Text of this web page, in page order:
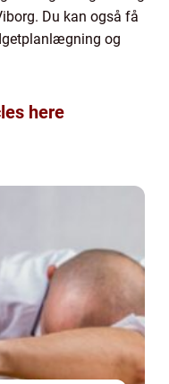
Du kan også få
og
here